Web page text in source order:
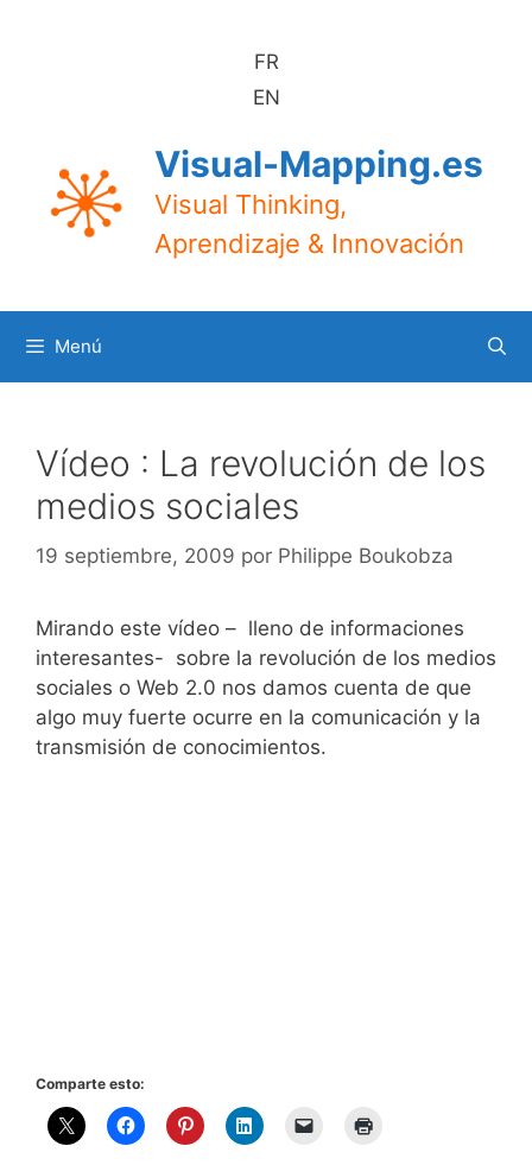
FR
EN
Visual-Mapping.es
Visual Thinking,
Aprendizaje & Innovación
Menú
Vídeo : La revolución de los
medios sociales
19 septiembre, 2009 por Philippe Boukobza
Mirando este vídeo – lleno de informaciones
interesantes- sobre la revolución de los medios
sociales o Web 2.0 nos damos cuenta de que
algo muy fuerte ocurre en la comunicación y la
transmisión de conocimientos.
Comparte esto: